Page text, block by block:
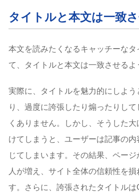
タイトルと本文は一致
本文を読みたくなるキャッチーなタ
て、タイトルと本文は一致させるよ
実際に、タイトルを魅力的にしよう
り、過度に誇張したり煽ったりし
くありません。しかし、そうした
けてしまうと、ユーザーは記事の
じてしまいます。その結果、ペー
人が増え、サイト全体の信頼性を損
す。さらに、誇張されたタイトル